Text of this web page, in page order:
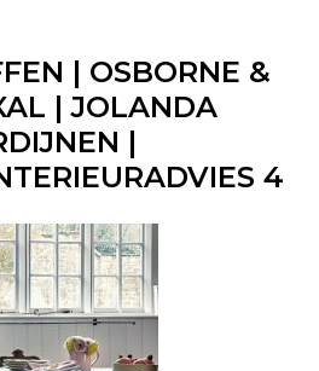
| OSBORNE &
| JOLANDA
|
4